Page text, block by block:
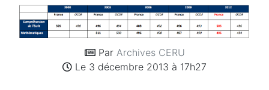
Par Archives CERU
Le 3 décembre 2013 à 17h27